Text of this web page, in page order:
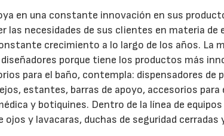
en una constante innovación en sus
las necesidades de sus clientes en materia de
crecimiento a lo largo de los años. La
porque tiene los productos más
para el baño, contempla: dispensadores de
estantes, barras de apoyo, accesorios
y botiquines. Dentro de la línea de
ojos y lavacaras, duchas de seguridad